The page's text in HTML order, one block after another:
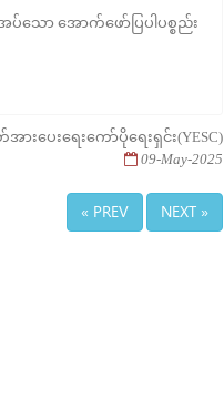
သော အောက်ဖော်ပြပါပစ္စည်း
ားပေးရေးကော်ပိုရေးရှင်း(YESC)
09-May-2025
« PREV NEXT »